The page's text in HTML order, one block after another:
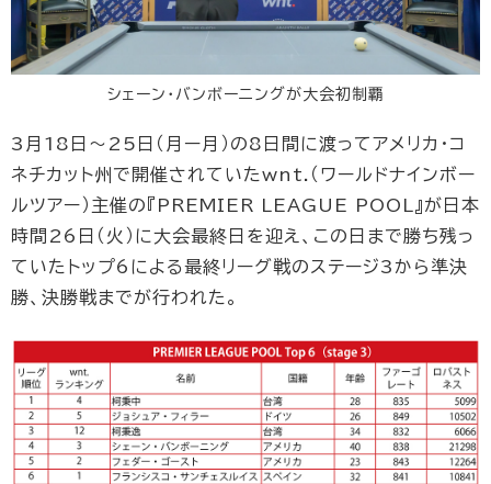
シェーン・バンボーニングが大会初制覇
3月18日～25日（月ー月）の8日間に渡ってアメリカ・コ
ネチカット州で開催されていたwnt.（ワールドナインボー
ルツアー）主催の『PREMIER LEAGUE POOL』が日本
時間26日（火）に大会最終日を迎え、この日まで勝ち残っ
ていたトップ6による最終リーグ戦のステージ3から準決
勝、決勝戦までが行われた。